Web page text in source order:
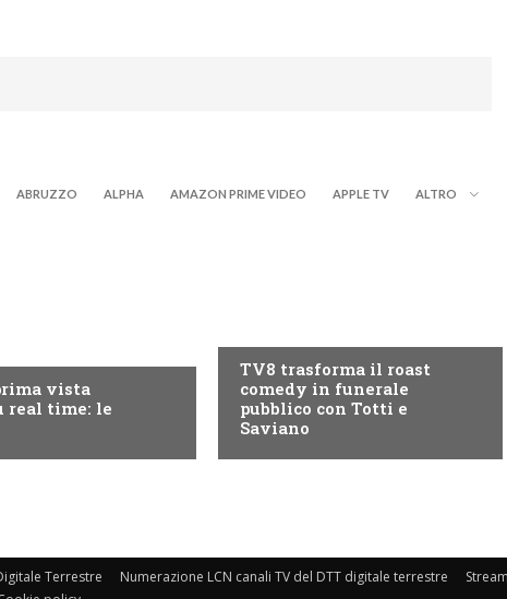
ABRUZZO ALPHA AMAZON PRIME VIDEO APPLE TV ALTRO
vista
real time: le
TV8 trasforma il roast
comedy in funerale
pubblico con Totti e
Saviano
Terrestre Numerazione LCN canali TV del DTT digitale terrestre